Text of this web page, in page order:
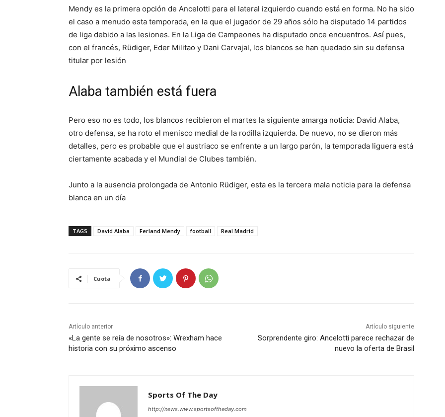
Mendy es la primera opción de Ancelotti para el lateral izquierdo cuando está en forma. No ha sido
el caso a menudo esta temporada, en la que el jugador de 29 años sólo ha disputado 14 partidos
de liga debido a las lesiones. En la Liga de Campeones ha disputado once encuentros. Así pues,
con el francés, Rüdiger, Eder Militao y Dani Carvajal, los blancos se han quedado sin su defensa
titular por lesión
Alaba también está fuera
Pero eso no es todo, los blancos recibieron el martes la siguiente amarga noticia: David Alaba,
otro defensa, se ha roto el menisco medial de la rodilla izquierda. De nuevo, no se dieron más
detalles, pero es probable que el austriaco se enfrente a un largo parón, la temporada liguera está
ciertamente acabada y el Mundial de Clubes también.
Junto a la ausencia prolongada de Antonio Rüdiger, esta es la tercera mala noticia para la defensa
blanca en un día
TAGS David Alaba Ferland Mendy football Real Madrid
Cuota
Artículo anterior
«La gente se reía de nosotros»: Wrexham hace
historia con su próximo ascenso
Artículo siguiente
Sorprendente giro: Ancelotti parece rechazar de
nuevo la oferta de Brasil
Sports Of The Day
http://news.www.sportsoftheday.com